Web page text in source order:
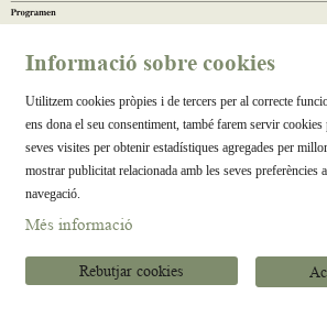
Informació sobre cookies
Utilitzem cookies pròpies i de tercers per al correcte
ens dona el seu consentiment, també farem servir cookies
seves visites per obtenir estadístiques agregades per
mostrar publicitat relacionada amb les seves preferències
navegació.
Més informació
Rebutjar cookies